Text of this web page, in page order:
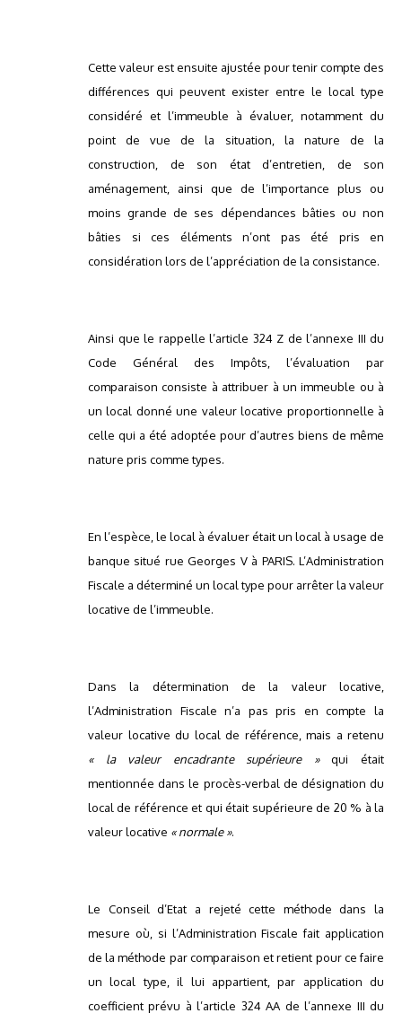
Cette valeur est ensuite ajustée pour tenir compte des
différences qui peuvent exister entre le local type
considéré et l’immeuble à évaluer, notamment du
point de vue de la situation, la nature de la
construction, de son état d’entretien, de son
aménagement, ainsi que de l’importance plus ou
moins grande de ses dépendances bâties ou non
bâties si ces éléments n’ont pas été pris en
considération lors de l’appréciation de la consistance.
Ainsi que le rappelle l’article 324 Z de l’annexe III du
Code Général des Impôts, l’évaluation par
comparaison consiste à attribuer à un immeuble ou à
un local donné une valeur locative proportionnelle à
celle qui a été adoptée pour d’autres biens de même
nature pris comme types.
En l’espèce, le local à évaluer était un local à usage de
banque situé rue Georges V à PARIS. L’Administration
Fiscale a déterminé un local type pour arrêter la valeur
locative de l’immeuble.
Dans la détermination de la valeur locative,
l’Administration Fiscale n’a pas pris en compte la
valeur locative du local de référence, mais a retenu
« la valeur encadrante supérieure »qui était
mentionnée dans le procès-verbal de désignation du
local de référence et qui était supérieure de 20 % à la
valeur locative « normale ».
Le Conseil d’Etat a rejeté cette méthode dans la
mesure où, si l’Administration Fiscale fait application
de la méthode par comparaison et retient pour ce faire
un local type, il lui appartient, par application du
coefficient prévu à l’article 324 AA de l’annexe III du